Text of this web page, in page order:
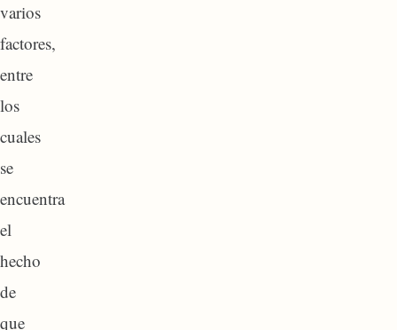
varios
factores,
entre
los
cuales
se
encuentra
el
hecho
de
que